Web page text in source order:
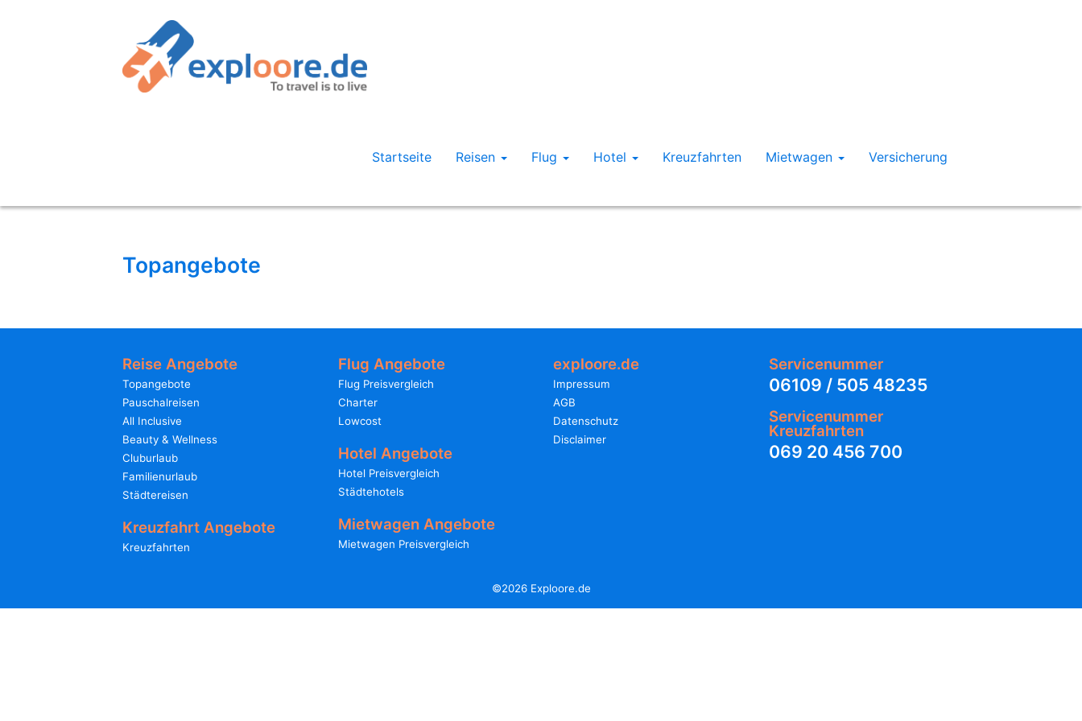
Startseite Reisen Flug Hotel Kreuzfahrten Mietwagen Versicherung
Topangebote
Reise Angebote
Topangebote
Pauschalreisen
All Inclusive
Beauty & Wellness
Cluburlaub
Familienurlaub
Städtereisen
Kreuzfahrt Angebote
Kreuzfahrten
Flug Angebote
Flug Preisvergleich
Charter
Lowcost
Hotel Angebote
Hotel Preisvergleich
Städtehotels
Mietwagen Angebote
Mietwagen Preisvergleich
exploore.de
Impressum
AGB
Datenschutz
Disclaimer
Servicenummer
06109 / 505 48235
Servicenummer
Kreuzfahrten
069 20 456 700
©2026 Exploore.de